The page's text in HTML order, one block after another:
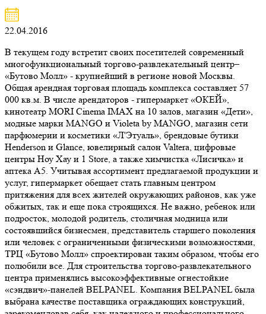
22.04.2016
В текущем году встретит своих посетителей современный
многофункциональный торгово-развлекательный центр–
«Бутово Молл» - крупнейший в регионе новой Москвы.
Общая арендная торговая площадь комплекса составляет 57
000 кв.м. В числе арендаторов - гипермаркет «ОКЕЙ»,
кинотеатр MORI Cinema IMAX на 10 залов, магазин «Дети»,
модные марки MANGO и Violeta by MANGO, магазин сети
парфюмерии и косметики «Л'Этуаль», брендовые бутики
Henderson и Glance, ювелирный салон Valtera, цифровые
центры Ноу Хау и 1 Store, а также химчистка «Лисичка» и
аптека А5. Учитывая ассортимент предлагаемой продукции и
услуг, гипермаркет обещает стать главным центром
притяжения для всех жителей окружающих районов, как уже
обжитых, так и еще пока строящихся. Не важно, ребенок или
подросток, молодой родитель, столичная модница или
состоявшийся бизнесмен, представитель старшего поколения
или человек с ограниченными физическими возможностями,
ТРЦ «Бутово Молл» спроектирован таким образом, чтобы его
полюбили все. Для строительства торгово-развлекательного
центра применялись высокоэффективные огнестойкие
«сэндвич»-панелей BELPANEL. Компания BELPANEL была
выбрана качестве поставщика ограждающих конструкций,